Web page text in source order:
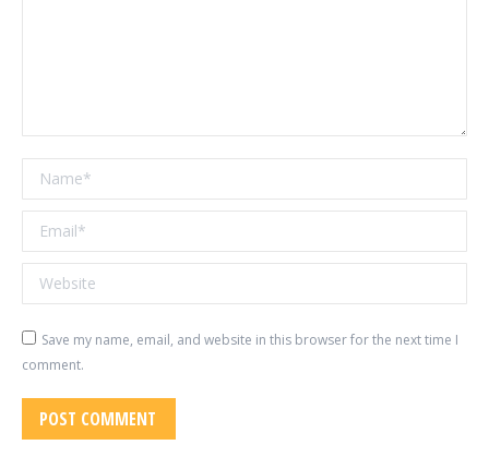
Name *
Email *
Website
Save my name, email, and website in this browser for the next time I
comment.
POST COMMENT